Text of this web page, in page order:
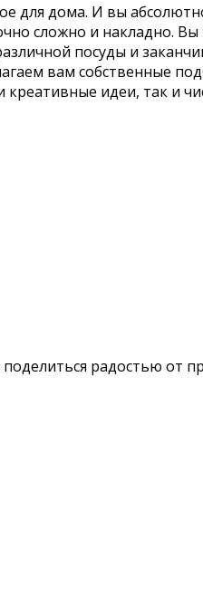
для дома. И вы
сложно и накладно.
посуды и
вам собственные
идеи, так и
радостью от